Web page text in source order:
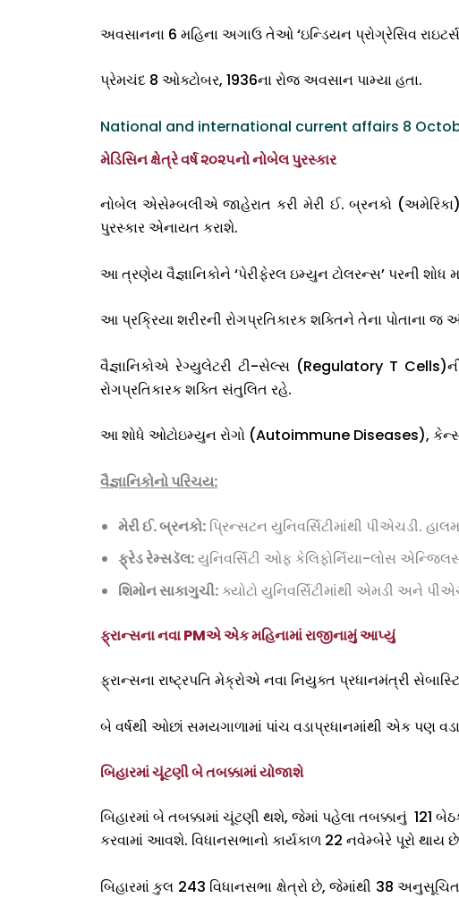
અવસાનના 6 મહિના અગાઉ તેઓ ‘ઇન્ડિયન પ્રોગ્રેસિવ
પ્રેમચંદ 8 ઓક્ટોબર, 1936ના રોજ અવસાન પામ્યા હતા.
National and international current affairs 8
મેડિસિન ક્ષેત્રે વર્ષ ૨૦૨૫નો નોબેલ પુરસ્કાર
નોબેલ એસેમ્બલીએ જાહેરાત કરી મેરી ઈ. બ્રનકો
પુરસ્કાર એનાયત કરાશે.
આ ત્રણેય વૈજ્ઞાનિકોને ‘પેરીફેરલ ઇમ્યુન ટોલરન્સ’ પરની શોધ
આ પ્રક્રિયા શરીરની રોગપ્રતિકારક શક્તિને તેના પોતાના
વૈજ્ઞાનિકોએ રેગ્યુલેટરી ટી-સેલ્સ (Regulatory T
રોગપ્રતિકારક શક્તિ સંતુલિત રહે.
આ શોધે ઓટોઇમ્યુન રોગો (Autoimmune Diseases),
વૈજ્ઞાનિકોનો પરિચય:
મેરી ઈ. બ્રનકો: પ્રિન્સટન યુનિવર્સિટીમાંથી પીએચડી.
ફ્રેડ રેમ્સડૅલ:યુનિવર્સિટી ઓફ કેલિફોર્નિયા-લોસ
શિમોન સાકાગુચી: ક્યોટો યુનિવર્સિટીમાંથી એમડી અને
ફ્રાન્સના નવા PMએ એક મહિનામાં રાજીનામું આપ્યું
ફ્રાન્સના રાષ્ટ્રપતિ મેક્રોએ નવા નિયુક્ત પ્રધાનમંત્રી
બે વર્ષથી ઓછાં સમયગાળામાં પાંચ વડાપ્રધાનમાંથી એક પણ
બિહારમાં ચૂંટણી બે તબક્કામાં યોજાશે
બિહારમાં બે તબક્કામાં ચૂંટણી થશે, જેમાં પહેલા તબક્કાનું 121
કરવામાં આવશે. વિધાનસભાનો કાર્યકાળ 22 નવેમ્બેરે પૂરો થાય
બિહારમાં કુલ 243 વિધાનસભા ક્ષેત્રો છે, જેમાંથી 38